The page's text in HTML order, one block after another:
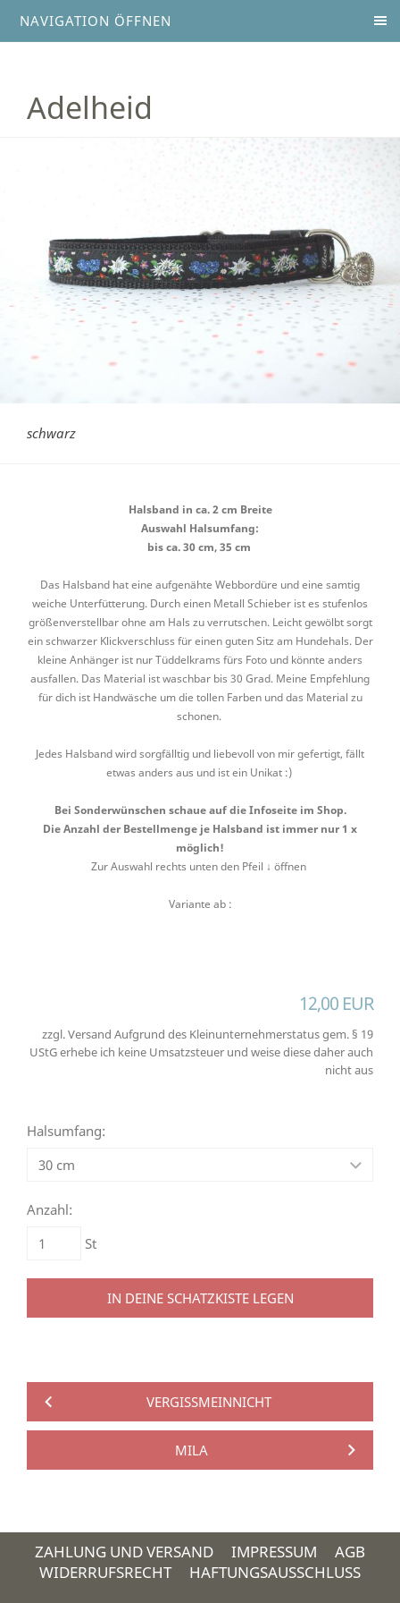
NAVIGATION ÖFFNEN
Adelheid
schwarz
Halsband in ca. 2 cm Breite
Auswahl Halsumfang:
bis ca. 30 cm, 35 cm
Das Halsband hat eine aufgenähte Webbordüre und eine samtig
weiche Unterfütterung. Durch einen Metall Schieber ist es stufenlos
größenverstellbar ohne am Hals zu verrutschen. Leicht gewölbt sorgt
ein schwarzer Klickverschluss für einen guten Sitz am Hundehals. Der
kleine Anhänger ist nur Tüddelkrams fürs Foto und könnte anders
ausfallen. Das Material ist waschbar bis 30 Grad. Meine Empfehlung
für dich ist Handwäsche um die tollen Farben und das Material zu
schonen.
Jedes Halsband wird sorgfälltig und liebevoll von mir gefertigt, fällt
etwas anders aus und ist ein Unikat :)
Bei Sonderwünschen schaue auf die Infoseite im Shop.
Die Anzahl der Bestellmenge je Halsband ist immer nur 1 x
möglich!
Zur Auswahl rechts unten den Pfeil ↓ öffnen
Variante ab :
12,00 EUR
zzgl. Versand Aufgrund des Kleinunternehmerstatus gem. § 19
UStG erhebe ich keine Umsatzsteuer und weise diese daher auch
nicht aus
Halsumfang:
Anzahl:
St
IN DEINE SCHATZKISTE LEGEN
VERGISSMEINNICHT
MILA
ZAHLUNG UND VERSAND IMPRESSUM
AGB
WIDERRUFSRECHT
HAFTUNGSAUSSCHLUSS